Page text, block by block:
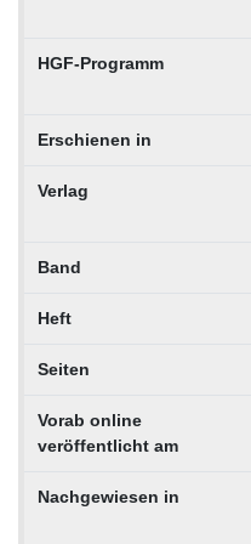
HGF-Programm
Erschienen in
Verlag
Band
Heft
Seiten
Vorab online
veröffentlicht am
Nachgewiesen in